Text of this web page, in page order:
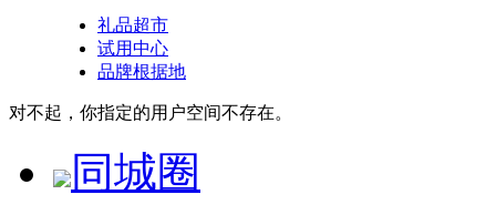
礼品超市
试用中心
品牌根据地
对不起，你指定的用户空间不存在。
同城圈